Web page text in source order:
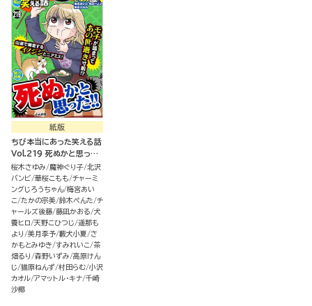
紙版
ちび本当にあった笑える話
Vol.219 死ぬかと思っ
た!!
桜木さゆみ 魔神ぐり子 北沢
バンビ 華桜こもも チャーミ
ングじろうちゃん 梅宮あい
こ たかの宗美 鈴木ぺんた チ
ャールズ後藤 藤凪かおる 犬
養ヒロ 天野こひつじ 遥那も
より
美月李予 藪犬小夏 さ
かもとみゆき すみれいこ 茶
畑るり
森野いずみ 高原けん
じ 猫原ねんず 村田らむ 小沢
カオル アマットル・キナ 千崎
沙椰